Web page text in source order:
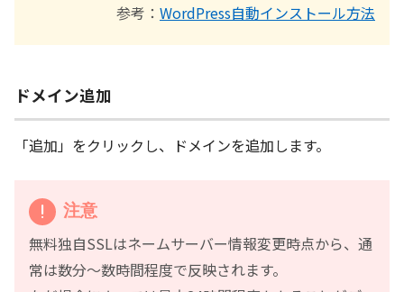
参考： WordPress自動インストール方法
ドメイン追加
「追加」をクリックし、ドメインを追加します。
注意
無料独自SSLはネームサーバー情報変更時点から、通
常は数分～数時間程度で反映されます。